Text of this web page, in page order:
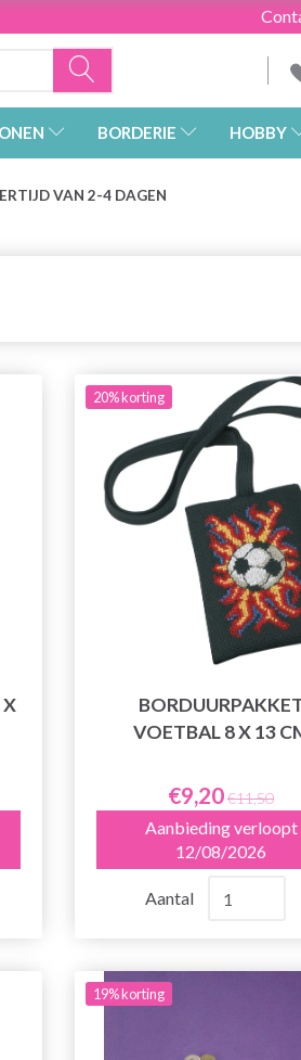
BORDERIE HOBBY
VAN 2-4 DAGEN
20% korting
VOETBAL 8 X 13
€9,20€11,50
Aanbieding verloopt
12/08/2026
Aantal
19% korting